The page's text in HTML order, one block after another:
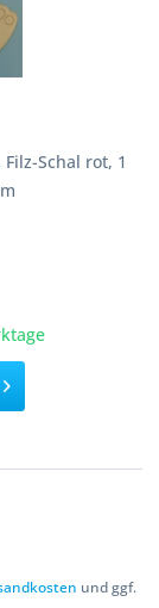
Schal rot, 1
und ggf.